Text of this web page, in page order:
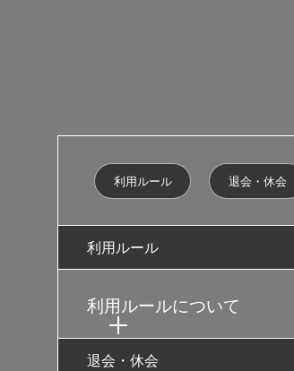
利用ルール 退会・休会
利用ルール
利用ルールについて
退会・休会